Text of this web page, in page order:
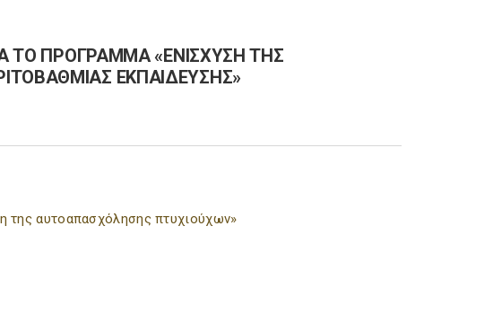
ΤΟ ΠΡΟΓΡΑΜΜΑ «ΕΝΙΣΧΥΣΗ ΤΗΣ
ΕΚΠΑΙΔΕΥΣΗΣ»
της αυτοαπασχόλησης πτυχιούχων»